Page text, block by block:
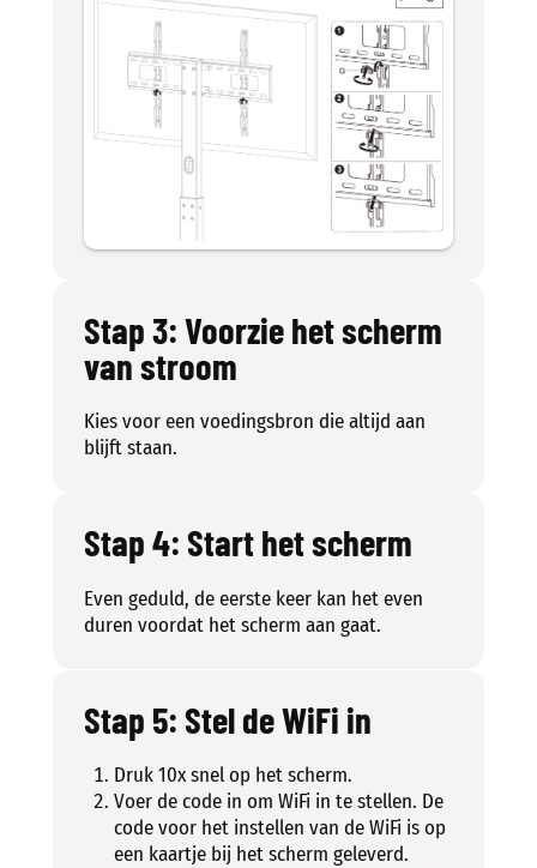
Stap 3: Voorzie het scherm
van stroom
Kies voor een voedingsbron die altijd aan
blijft staan.
Stap 4: Start het scherm
Even geduld, de eerste keer kan het even
duren voordat het scherm aan gaat.
Stap 5: Stel de WiFi in
Druk 10x snel op het scherm.
Voer de code in om WiFi in te stellen. De
code voor het instellen van de WiFi is op
een kaartje bij het scherm geleverd.